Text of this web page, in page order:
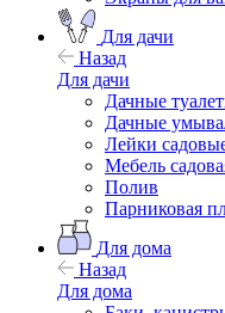
Для дачи
Назад
Для дачи
Дачные
Дачные
Лейки
Мебель
Полив
Парниковая
Для дома
Назад
Для дома